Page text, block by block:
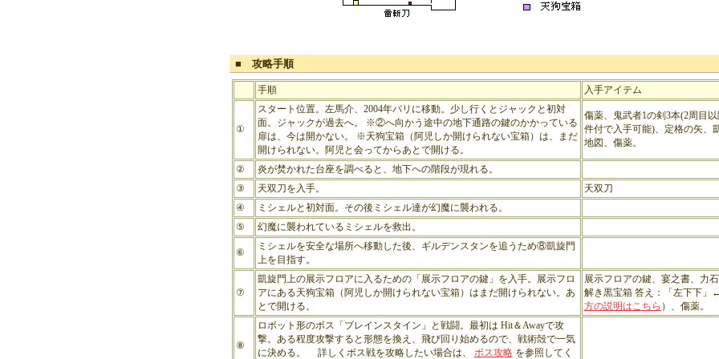
■ 攻略手順
手順 入手アイテム
①
スタート位置。左馬介、2004年パリに移動。少し行くとジャックと初対
面。ジャックが過去へ。 ※②へ向かう途中の地下通路の鍵のかかっている
扉は、今は開かない。 ※天狗宝箱（阿児しか開けられない宝箱）は、まだ
開けられない。阿児と会ってからあとで開ける。
傷薬、鬼武者1の剣3本(2周目以
件付で入手可能)、定格の矢、
地図、傷薬。
②
炎が焚かれた台座を調べると、地下への階段が現れる。
③
天双刀を入手。
天双刀
④
ミシェルと初対面。その後ミシェル達が幻魔に襲われる。
⑤
幻魔に襲われているミシェルを救出。
⑥
ミシェルを安全な場所へ移動した後、ギルデンスタンを追うため⑧凱旋門
上を目指す。
⑦
凱旋門上の展示フロアに入るための「展示フロアの鍵」を入手。展示フロ
アにある天狗宝箱（阿児しか開けられない宝箱）はまだ開けられない。あ
とで開ける。
展示フロアの鍵、宴之書、力
解き黒宝箱 答え：「左下下」←
方の説明はこちら ）、傷薬。
⑧
ロボット形のボス「ブレインスタイン」と戦闘。最初は Hit＆Awayで攻
撃。ある程度攻撃すると形態を換え、飛び回り始めるので、戦術殻で一気
に決める。 詳しくボス戦を攻略したい場合は、 ボス攻略を参照してく